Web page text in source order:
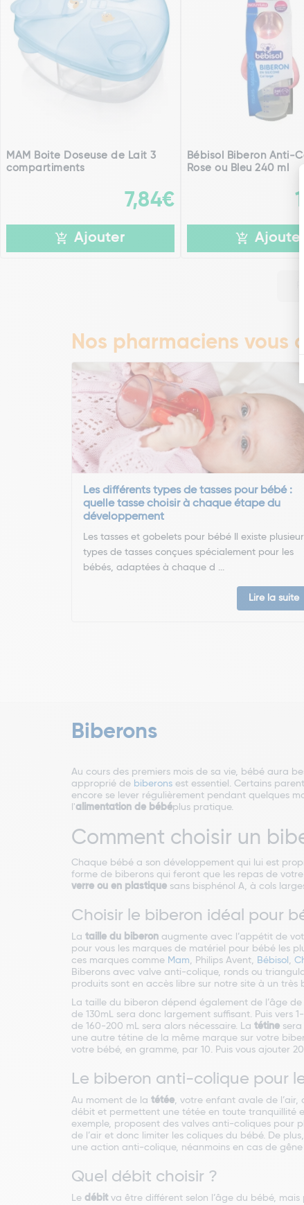
MAM Boite Doseuse de Lait 3
compartiments
7,84€
Ajouter
Bébisol Biberon Anti-
Rose ou Bleu 240 ml
Ajouter
Nos pharmaciens vous
Les différents types de tasses pour bébé :
quelle tasse choisir à chaque étape du
développement
Les tasses et gobelets pour bébé Il existe
types de tasses conçues spécialement pour les
bébés, adaptées à chaque d ...
Lire la suite
Biberons
Au cours des premiers mois de sa vie, bébé aura
approprié de biberons est essentiel. Certains
encore se lever régulièrement pendant quelques
l'alimentation de bébéplus pratique.
Comment choisir un
Chaque bébé a son développement qui lui est
forme de biberons qui feront que les repas de
verre ou en plastique sans bisphénol A, à cols
Choisir le biberon idéal pour
La taille du biberon augmente avec l’appétit de
pour vous les marques de matériel pour bébé les
ces marques comme Mam, Philips Avent, Bébisol ,
Biberons avec valve anti-colique, ronds ou
produits sont en accès libre sur notre site à un très
La taille du biberon dépend également de l’âge
de 130mL sera donc largement suffisant. Puis
de 160-200 mL sera alors nécessaire. La tétine
une autre tétine de la même marque sur votre
votre bébé, en gramme, par 10. Puis vous ajouter
Le biberon anti-colique pour
Au moment de la tétée, votre enfant avale de l’air,
débit et permettent une tétée en toute tranquillité
exemple, proposent des valves anti-coliques pour
de l’air et donc limiter les coliques du bébé. De
une action anti-colique, néanmoins en cas de
Quel débit choisir ?
Le débit va être différent selon l’âge du bébé,